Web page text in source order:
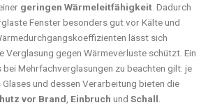
geringen Wärmeleitfähigkeit . Dadurch
Fenster besonders gut vor Kälte und
lässt sich
Verglasung gegen Wärmeverluste schützt. Ein
Mehrfachverglasungen zu beachten gilt: je
und dessen Verarbeitung bieten die
vor Brand Einbruch und Schall